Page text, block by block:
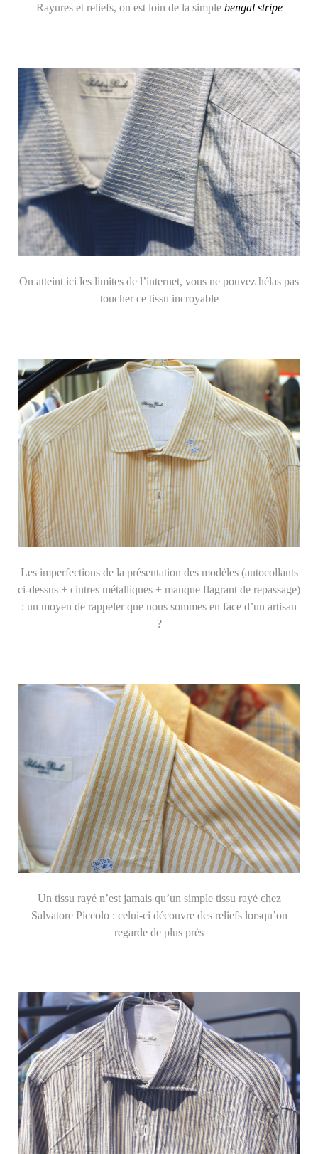
Rayures et reliefs, on est loin de la simple bengal stripe
On atteint ici les limites de l’internet, vous ne pouvez hélas pas
toucher ce tissu incroyable
Les imperfections de la présentation des modèles (autocollants
ci-dessus + cintres métalliques + manque flagrant de repassage)
: un moyen de rappeler que nous sommes en face d’un artisan
?
Un tissu rayé n’est jamais qu’un simple tissu rayé chez
Salvatore Piccolo : celui-ci découvre des reliefs lorsqu’on
regarde de plus près